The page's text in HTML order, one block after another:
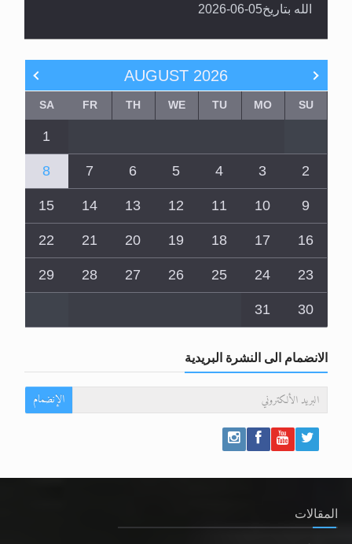
الله بتاريخ05-06-2026
AUGUST 2026
SU
MO
TU
WE
TH
FR
SA
1
2
3
4
5
6
7
8
9
10
11
12
13
14
15
16
17
18
19
20
21
22
23
24
25
26
27
28
29
30
31
الانضمام الى النشرة البريدية
الإنضمام
المقالات